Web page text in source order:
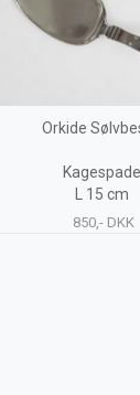
Orkide
Kagespade
L 15 cm
850,- DKK